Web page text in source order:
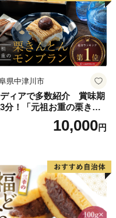
ギフト 詰合せ 詰め合わ
ふるさと納税 ）
県中津川市
ディアで多数紹介 賞味期
分！「元祖お重の栗きん
んモンブラン」 【未来の
褒美】スイーツ 栗 モンブ
菓子 F4N-2298
10,000円